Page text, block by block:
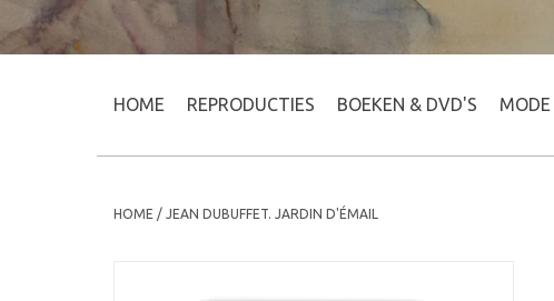
HOME REPRODUCTIES BOEKEN & DVD'S MODE
HOME / JEAN DUBUFFET. JARDIN D'ÉMAIL